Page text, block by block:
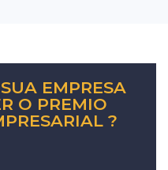
EMPRESA
O PREMIO
?